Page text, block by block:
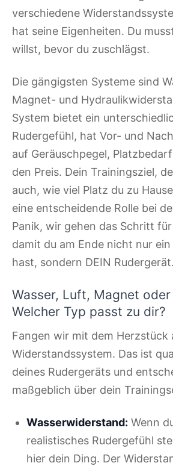
verschiedene
hat seine Eigenheiten. Du
willst, bevor du zuschlägst.
Die gängigsten Systeme sind
Magnet- und
System bietet ein
Rudergefühl, hat Vor- und
auf Geräuschpegel,
den Preis. Dein Trainingsziel,
auch, wie viel Platz du zu
eine entscheidende Rolle bei
Panik, wir gehen das Schritt
damit du am Ende nicht nur
hast, sondern DEIN Rudergerät.
Wasser, Luft, Magnet
Welcher Typ passt zu dir?
Fangen wir mit dem Herzstück
Widerstandssystem. Das ist
deines Rudergeräts und
maßgeblich über dein
Wasserwiderstand: Wenn
realistisches Rudergefühl
hier dein Ding. Der